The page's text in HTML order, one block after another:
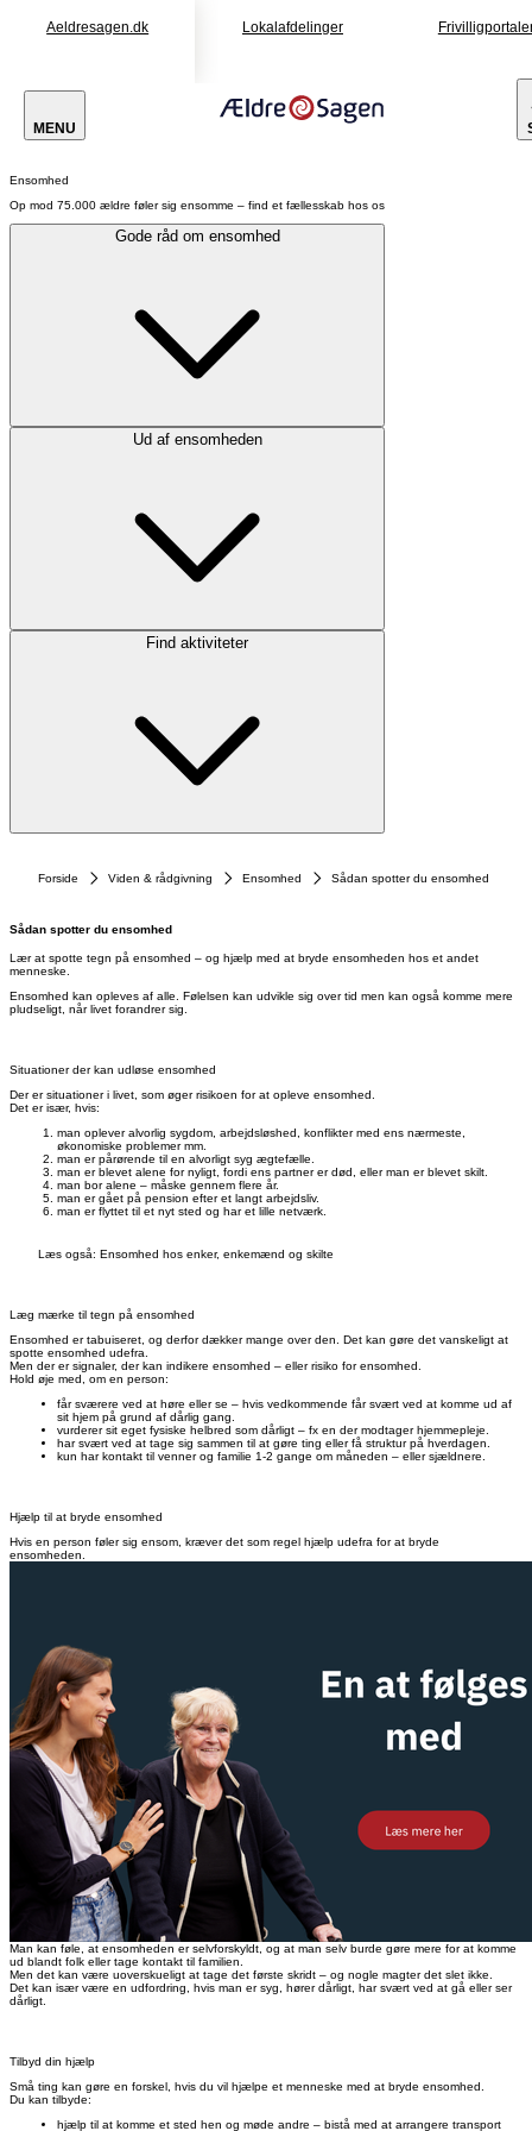
Aeldresagen.dk Lokalafdelinger
MENU
Ensomhed
Op mod 75.000 ældre føler sig ensomme – find et fællesskab hos os
Gode råd om ensomhed
Ud af ensomheden
Find aktiviteter
Forside Viden & rådgivning Ensomhed Sådan spotter du ensomhed
Sådan spotter du ensomhed
Lær at spotte tegn på ensomhed – og hjælp med at bryde ensomheden hos et andet
menneske.
Ensomhed kan opleves af alle. Følelsen kan udvikle sig over tid men kan også komme mere
pludseligt, når livet forandrer sig.
Situationer der kan udløse ensomhed
Der er situationer i livet, som øger risikoen for at opleve ensomhed.
Det er især, hvis:
man oplever alvorlig sygdom, arbejdsløshed, konflikter med ens nærmeste,
økonomiske problemer mm.
man er pårørende til en alvorligt syg ægtefælle.
man er blevet alene for nyligt, fordi ens partner er død, eller man er blevet skilt.
man bor alene – måske gennem flere år.
man er gået på pension efter et langt arbejdsliv.
man er flyttet til et nyt sted og har et lille netværk.
Læs også: Ensomhed hos enker, enkemænd og skilte
Læg mærke til tegn på ensomhed
Ensomhed er tabuiseret, og derfor dækker mange over den. Det kan gøre det vanskeligt at
spotte ensomhed udefra.
Men der er signaler, der kan indikere ensomhed – eller risiko for ensomhed.
Hold øje med, om en person:
får sværere ved at høre eller se – hvis vedkommende får svært ved at komme ud af
sit hjem på grund af dårlig gang.
vurderer sit eget fysiske helbred som dårligt – fx en der modtager hjemmepleje.
har svært ved at tage sig sammen til at gøre ting eller få struktur på hverdagen.
kun har kontakt til venner og familie 1-2 gange om måneden – eller sjældnere.
Hjælp til at bryde ensomhed
Hvis en person føler sig ensom, kræver det som regel hjælp udefra for at bryde
ensomheden.
Man kan føle, at ensomheden er selvforskyldt, og at man selv burde gøre mere for at komme
ud blandt folk eller tage kontakt til familien.
Men det kan være uoverskueligt at tage det første skridt – og nogle magter det slet ikke.
Det kan især være en udfordring, hvis man er syg, hører dårligt, har svært ved at gå eller ser
dårligt.
Tilbyd din hjælp
Små ting kan gøre en forskel, hvis du vil hjælpe et menneske med at bryde ensomhed.
Du kan tilbyde:
hjælp til at komme et sted hen og møde andre – bistå med at arrangere transport